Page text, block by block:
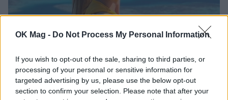
OK Mag - Do Not Process My Personal Information
If you wish to opt-out of the sale, sharing to third parties, or
processing of your personal or sensitive information for
targeted advertising by us, please use the below opt-out
section to confirm your selection. Please note that after your
Αθηνά Οικονομάκου: Το απρόοπτο που
αντιμετώπισε στις διακοπές της στο Μπόρα
Μπόρα